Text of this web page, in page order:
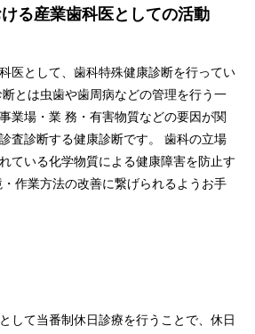
る産業歯科医としての活動
医として、歯科特殊健康診断を行ってい
とは虫歯や歯周病などの管理を行う一
業場・業 務・有害物質などの要因が関
査診断する健康診断です。 歯科の立場
ている化学物質による健康障害を防止す
作業方法の改善に繋げられるようお手
して当番制休日診療を行うことで、休日